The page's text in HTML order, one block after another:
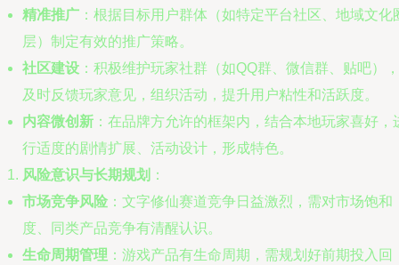
精准推广 ：根据目标用户群体（如特定平台社区、地域文化
层）制定有效的推广策略。
社区建设 ：积极维护玩家社群（如QQ群、微信群、贴吧），
及时反馈玩家意见，组织活动，提升用户粘性和活跃度。
内容微创新 ：在品牌方允许的框架内，结合本地玩家喜好，
行适度的剧情扩展、活动设计，形成特色。
风险意识与长期规划 ：
市场竞争风险 ：文字修仙赛道竞争日益激烈，需对市场饱和
度、同类产品竞争有清醒认识。
生命周期管理 ：游戏产品有生命周期，需规划好前期投入回